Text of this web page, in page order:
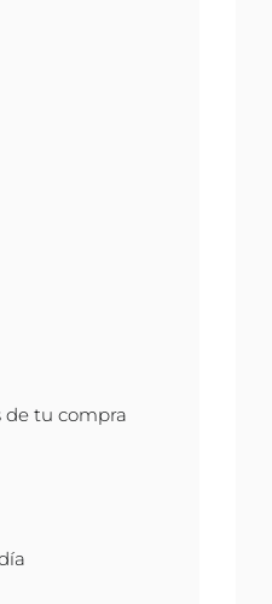
de tu compra